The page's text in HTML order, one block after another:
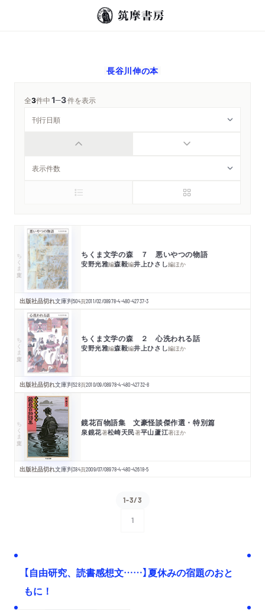
長谷川伸の本
全3件中1─3件を表示
ちくま文庫 ちくま文学の森 ７ 悪いやつの物語
安野光雅編森毅編井上ひさし編ほか
出版社品切れ文庫判504頁2011/02/08978-4-480-42737-3
ちくま文庫 ちくま文学の森 ２ 心洗われる話
安野光雅編森毅編井上ひさし編ほか
出版社品切れ文庫判528頁2010/09/08978-4-480-42732-8
ちくま文庫 鏡花百物語集 文豪怪談傑作選・特別篇
泉鏡花著松崎天民著平山蘆江著ほか
出版社品切れ文庫判384頁2009/07/08978-4-480-42618-5
1-3/3
1
【自由研究、読書感想文……】夏休みの宿題のおと
もに！